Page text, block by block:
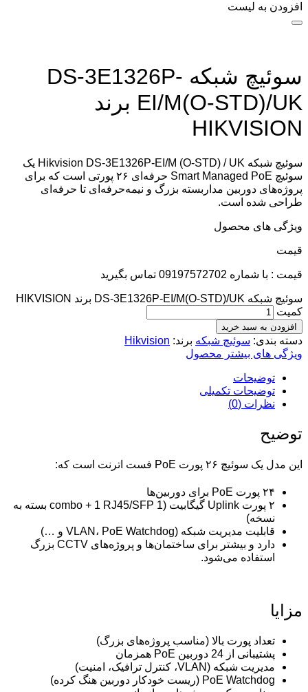
افزودن به لیست
سوئیچ شبکه DS-3E1326P-
EI/M(O-STD)/UK برند
HIKVISION
سوئیچ شبکه Hikvision DS-3E1326P-EI/M (O-STD) / UK یک
سوئیچ Smart Managed PoE حرفه‌ای ۲۶ پورتی است که برای
پروژه‌های دوربین مداربسته بزرگ و نیمه‌حرفه‌ای تا حرفه‌ای
طراحی شده است.
ویژگی های محصول
قيمت
قیمت : با شماره 09197572702 تماس بگیرید
سوئیچ شبکه DS-3E1326P-EI/M(O-STD)/UK برند HIKVISION
کمیت
افزودن به سبد خرید
دسته بندی: سوئیچ شبکه برند: Hikvision
ویژگی های بیشتر محصول
توضیحات
توضیحات تکمیلی
نظرات (0)
توضیح
این مدل یک سوئیچ ۲۶ پورت PoE فست اترنت است که:
۲۴ پورت PoE برای دوربین‌ها
۲ پورت Uplink گیگابیت (1 combo + 1 RJ45/SFP بسته به
نسخه)
قابلیت مدیریت شبکه (VLAN، PoE Watchdog و …)
دارد و بیشتر برای ساختمان‌ها و پروژه‌های CCTV بزرگ
استفاده می‌شود.
مزایا
تعداد پورت بالا (مناسب پروژه‌های بزرگ)
پشتیبانی از 24 دوربین PoE همزمان
مدیریت شبکه (VLAN، کنترل ترافیک، امنیت)
PoE Watchdog (ریست خودکار دوربین هنگ کرده)